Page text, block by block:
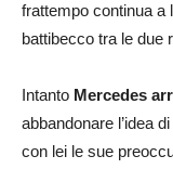
frattempo continua a
battibecco tra le due
Intanto Mercedes
abbandonare l’idea
con lei le sue